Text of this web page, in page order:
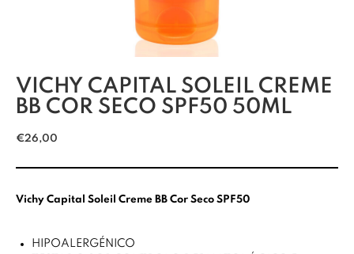
VICHY CAPITAL SOLEIL CREME
BB COR SECO SPF50 50ML
€26,00
Vichy Capital Soleil Creme BB Cor Seco SPF50
HIPOALERGÉNICO